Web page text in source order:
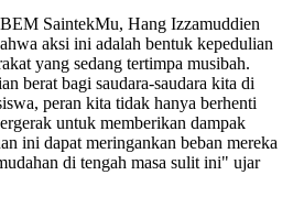
SaintekMu, Hang Izzamuddien
aksi ini adalah bentuk kepedulian
yang sedang tertimpa musibah.
berat bagi saudara-saudara kita di
peran kita tidak hanya berhenti
untuk memberikan dampak
ini dapat meringankan beban mereka
di tengah masa sulit ini" ujar